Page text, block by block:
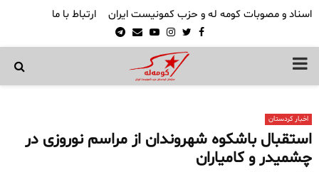
اسناد و مصوبات کومه له و حزب کمونیست ایران ارتباط با ما
Facebook
Twitter
Instagram
Youtube
Email
Telegram
PRIMARY
اخبار کردستان
استقبال باشکوه شهروندان از مراسم نوروزی در
چشمیدر و کامیاران